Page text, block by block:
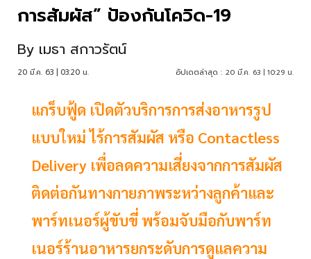
การสัมผัส” ป้องกันโควิด-19
By เมธา สกาวรัตน์
20 มี.ค. 63 | 03:20 น. อัปเดตล่าสุด : 20 มี.ค. 63 | 10:29 น.
แกร็บฟู้ด เปิดตัวบริการการส่งอาหารรูป
แบบใหม่ ไร้การสัมผัส หรือ Contactless
Delivery เพื่อลดความเสี่ยงจากการสัมผัส
ติดต่อกันทางกายภาพระหว่างลูกค้าและ
พาร์ทเนอร์ผู้ขับขี่ พร้อมจับมือกับพาร์ท
เนอร์ร้านอาหารยกระดับการดูแลความ